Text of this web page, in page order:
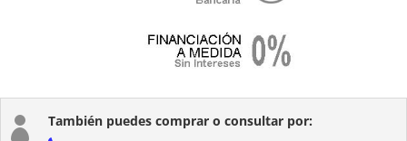
 También puedes comprar o consultar por: